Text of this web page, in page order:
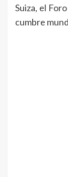
Suiza, el
cumbre